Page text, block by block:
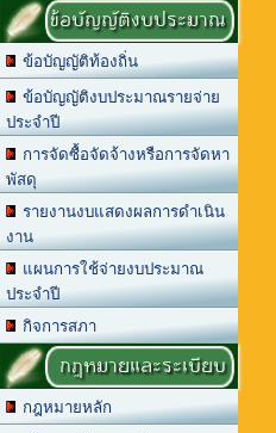
ข้อบัญญัติงบประมาณ
ข้อบัญญัติท้องถิ่น
ข้อบัญญัติงบประมาณรายจ่าย
ประจำปี
การจัดซื้อจัดจ้างหรือการจัดหา
พัสดุ
รายงานงบแสดงผลการดำเนิน
งาน
แผนการใช้จ่ายงบประมาณ
ประจำปี
กิจการสภา
กฎหมายและระเบียบ
กฎหมายหลัก